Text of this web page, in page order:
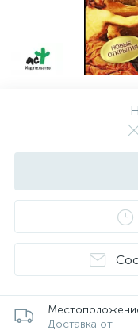
Доставка от